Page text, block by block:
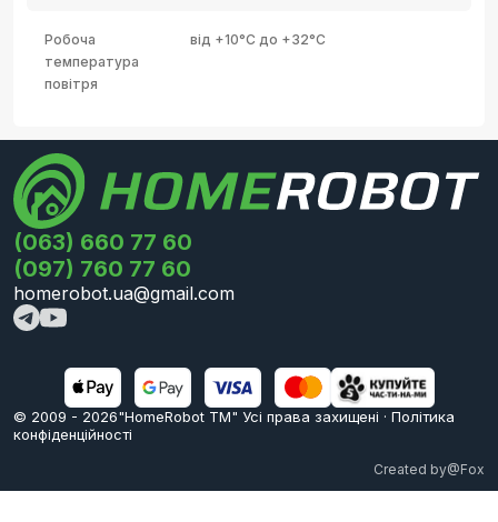
Робоча
температура
повітря
від +10°C до +32°C
(063) 660 77 60
(097) 760 77 60
homerobot.ua@gmail.com
© 2009 - 2026"HomeRobot ТМ" Усi права захищені · Політика
конфіденційності
Created by@Fox